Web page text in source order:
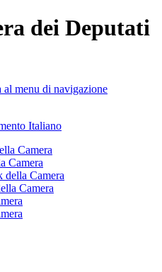
dei Deputati
al menu di navigazione